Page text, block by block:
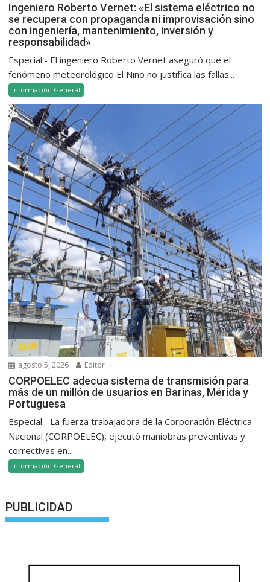
Ingeniero Roberto Vernet: «El sistema eléctrico no
se recupera con propaganda ni improvisación sino
con ingeniería, mantenimiento, inversión y
responsabilidad»
Especial.- El ingeniero Roberto Vernet aseguró que el
fenómeno meteorológico El Niño no justifica las fallas...
Información General
agosto 5, 2026 Editor
CORPOELEC adecua sistema de transmisión para
más de un millón de usuarios en Barinas, Mérida y
Portuguesa
Especial.- La fuerza trabajadora de la Corporación Eléctrica
Nacional (CORPOELEC), ejecutó maniobras preventivas y
correctivas en...
Información General
PUBLICIDAD